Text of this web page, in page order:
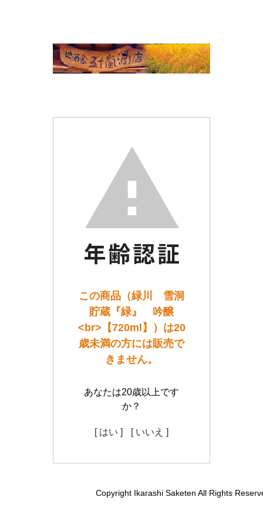
この商品（緑川 雪洞
貯蔵『緑』 吟醸
<br>【720ml】）は20
歳未満の方には販売で
きません。
あなたは20歳以上です
か？
[ はい ] [ いいえ ]
Copyright Ikarashi Saketen All Rights